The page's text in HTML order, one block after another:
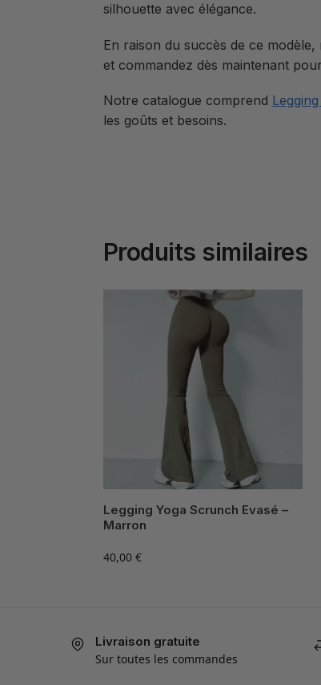
silhouette avec élégance.
En raison du succès de ce
et commandez dès maintenant
Notre catalogue comprend
les goûts et besoins.
Produits similaires
Legging Yoga Scrunch Evasé –
Marron
40,00 €
Livraison gratuite
Sur toutes les commandes